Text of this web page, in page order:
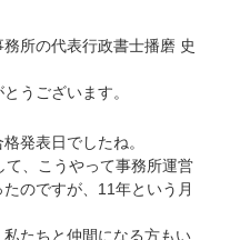
所の代表行政書士播磨 史
うございます。
発表日でしたね。
、こうやって事務所運営
のですが、11年という月
たちと仲間になる方もい